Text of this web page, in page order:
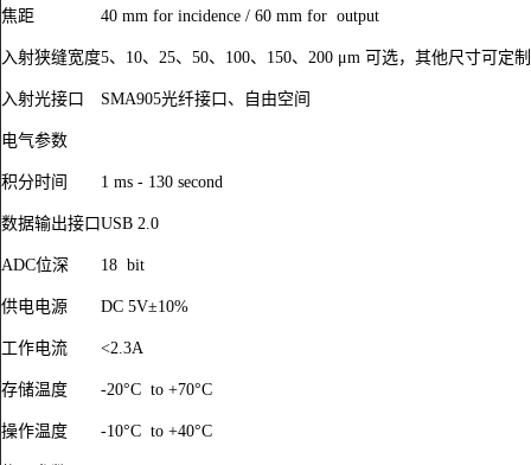
焦距 40 mm for incidence / 60 mm for output
入射狭缝宽度5、10、25、50、100、150、200 μm 可选，其他尺寸可定制
入射光接口 SMA905光纤接口、自由空间
电气参数
积分时间 1 ms - 130 second
数据输出接口USB 2.0
ADC位深 18 bit
供电电源 DC 5V±10%
工作电流 <2.3A
存储温度 -20°C to +70°C
操作温度 -10°C to +40°C